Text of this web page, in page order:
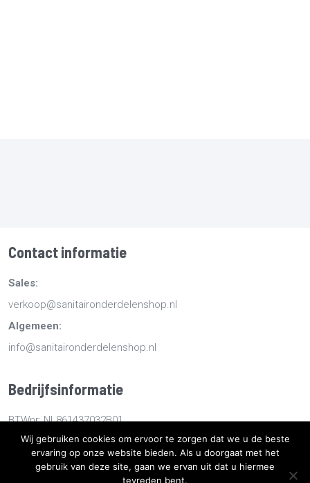
Contact informatie
Sales:
verkoop@sanitaironderdelenshop.nl
Algemeen:
info@sanitaironderdelenshop.nl
Bedrijfsinformatie
BTWnr: NL861437032B01
KvKnr: 78527112
Wij gebruiken cookies om ervoor te zorgen dat we u de beste
ervaring op onze website bieden. Als u doorgaat met het
gebruik van deze site, gaan we ervan uit dat u hiermee
tevreden bent.